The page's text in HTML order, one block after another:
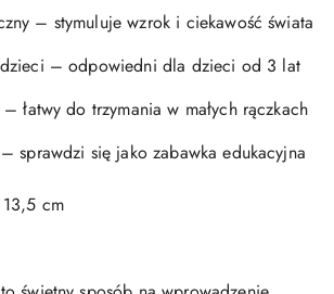
– stymuluje wzrok i ciekawość świata
– odpowiedni dla dzieci od 3 lat
łatwy do trzymania w małych rączkach
sprawdzi się jako zabawka edukacyjna
cm